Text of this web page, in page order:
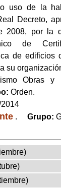
uso de la
Decreto,
2008, por la
de
de edificios
su
Obras
Orden.
. Grupo: